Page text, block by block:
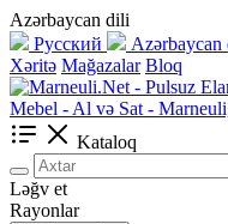
Azərbaycan dili
Русский
Azərbaycan
Xəritə Mağazalar Bloq
Kataloq
Ləğv et
Rayonlar